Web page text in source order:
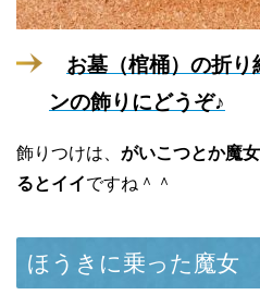
お墓（棺桶）の折り
ンの飾りにどうぞ♪
飾りつけは、 がいこつとか魔
るとイイですね＾＾
ほうきに乗った魔女